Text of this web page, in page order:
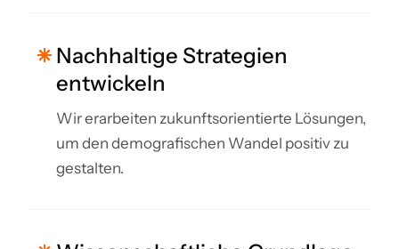
Nachhaltige Strategien
entwickeln
Wir erarbeiten zukunftsorientierte Lösungen,
um den demografischen Wandel positiv zu
gestalten.